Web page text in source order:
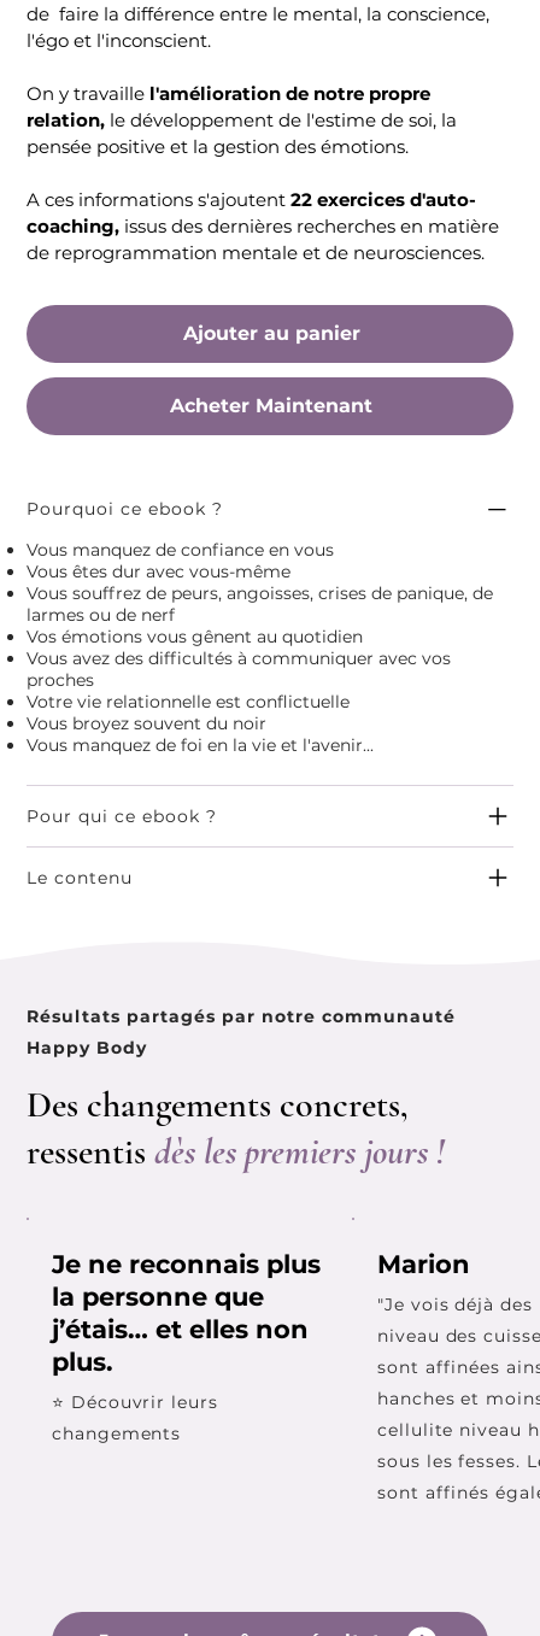
de faire la différence entre le mental, la conscience,
l'égo et l'inconscient.
On y travaille l'amélioration de notre propre
relation, le développement de l'estime de soi, la
pensée positive et la gestion des émotions.
A ces informations s'ajoutent 22 exercices d'auto-
coaching, issus des dernières recherches en matière
de reprogrammation mentale et de neurosciences.
Ajouter au panier
Acheter Maintenant
Pourquoi ce ebook ?
Vous manquez de confiance en vous
Vous êtes dur avec vous-même
Vous souffrez de peurs, angoisses, crises de panique, de
larmes ou de nerf
Vos émotions vous gênent au quotidien
Vous avez des difficultés à communiquer avec vos
proches
Votre vie relationnelle est conflictuelle
Vous broyez souvent du noir
Vous manquez de foi en la vie et l'avenir...
Pour qui ce ebook ?
Le contenu
Résultats partagés par notre communauté
Happy Body
Des changements concrets,
ressentisdès les premiers jours !
Je ne reconnais plus
la personne que
j’étais… et elles non
plus.
⭐ Découvrir leurs
changements
Marion
"Je vois déjà
niveau des
sont affinées
hanches et
cellulite niveau
sous les fesses.
sont affinés